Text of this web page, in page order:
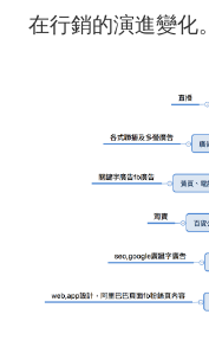
在行銷的演進變化。